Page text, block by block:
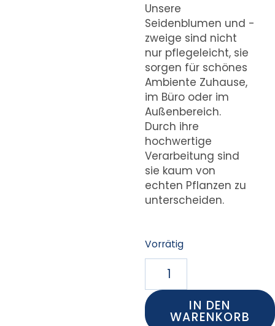
Unsere
Seidenblumen und -
zweige sind nicht
nur pflegeleicht, sie
sorgen für schönes
Ambiente Zuhause,
im Büro oder im
Außenbereich.
Durch ihre
hochwertige
Verarbeitung sind
sie kaum von
echten Pflanzen zu
unterscheiden.
Vorrätig
IN DEN
WARENKORB